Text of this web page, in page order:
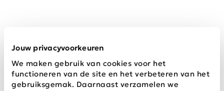
Jouw privacyvoorkeuren
We maken gebruik van cookies voor het
functioneren van de site en het verbeteren van het
gebruiksgemak. Daarnaast verzamelen we
Wij zijn Schijvens mode